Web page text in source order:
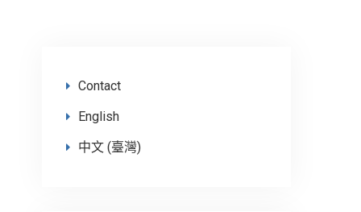
Contact
English
中文 (臺灣)